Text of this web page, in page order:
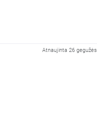
Atnaujinta 26